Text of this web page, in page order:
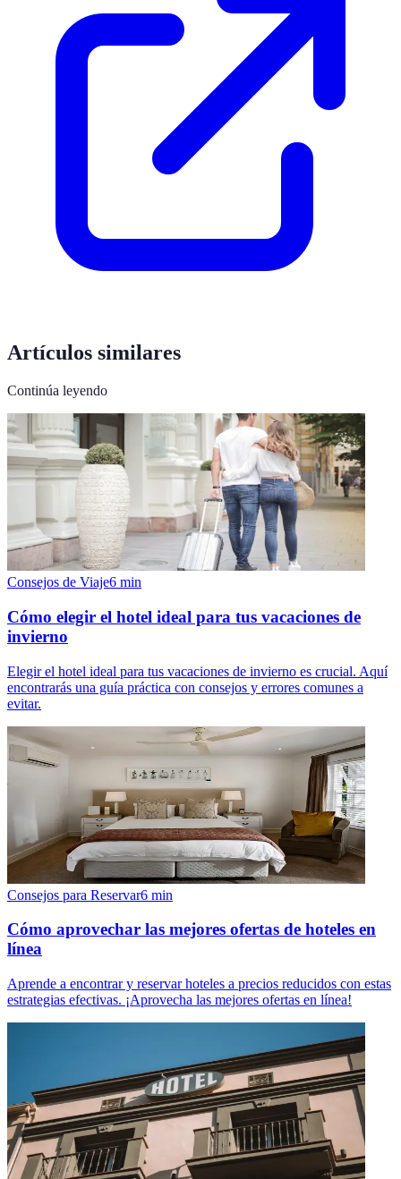
Artículos similares
Continúa leyendo
Consejos de Viaje6 min
Cómo elegir el hotel ideal para tus vacaciones de
invierno
Elegir el hotel ideal para tus vacaciones de invierno es crucial. Aquí
encontrarás una guía práctica con consejos y errores comunes a
evitar.
Consejos para Reservar6 min
Cómo aprovechar las mejores ofertas de hoteles en
línea
Aprende a encontrar y reservar hoteles a precios reducidos con estas
estrategias efectivas. ¡Aprovecha las mejores ofertas en línea!